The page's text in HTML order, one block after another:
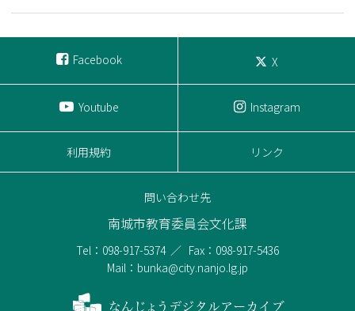
Facebook X
Youtube Instagram
利用規約 リンク
問い合わせ先
南城市教育委員会文化課
Tel：098-917-5374
Fax：098-917-5436
Mail：bunka@city.nanjo.lg.jp